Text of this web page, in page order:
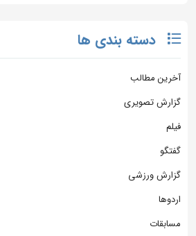
دسته بندی ها
آخرین مطالب
گزارش تصویری
فیلم
گفتگو
گزارش ورزشی
اردوها
مسابقات